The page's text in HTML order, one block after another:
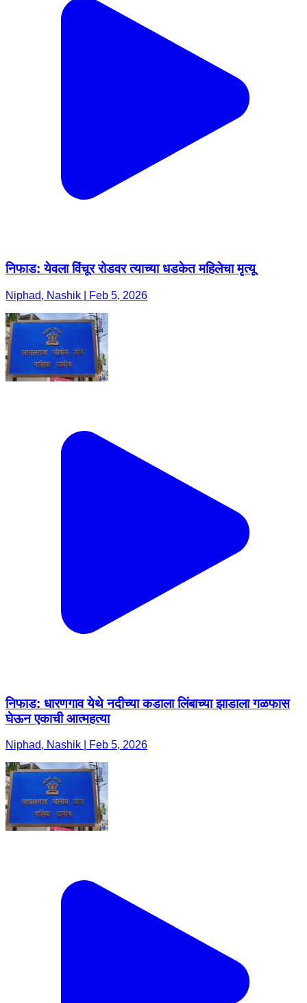
निफाड: येवला विंचूर रोडवर त्याच्या धडकेत महिलेचा मृत्यू
Niphad, Nashik | Feb 5, 2026
निफाड: धारणगाव येथे नदीच्या कडाला लिंबाच्या झाडाला गळफास
घेऊन एकाची आत्महत्या
Niphad, Nashik | Feb 5, 2026